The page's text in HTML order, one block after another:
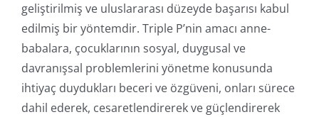
geliştirilmiş ve uluslararası düzeyde başarısı kabul
edilmiş bir yöntemdir. Triple P’nin amacı anne-
babalara, çocuklarının sosyal, duygusal ve
davranışsal problemlerini yönetme konusunda
ihtiyaç duydukları beceri ve özgüveni, onları sürece
dahil ederek, cesaretlendirerek ve güçlendirerek